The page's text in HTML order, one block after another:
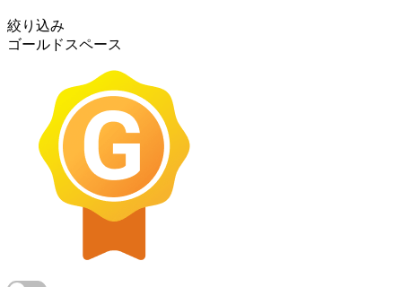
絞り込み
ゴールドスペース